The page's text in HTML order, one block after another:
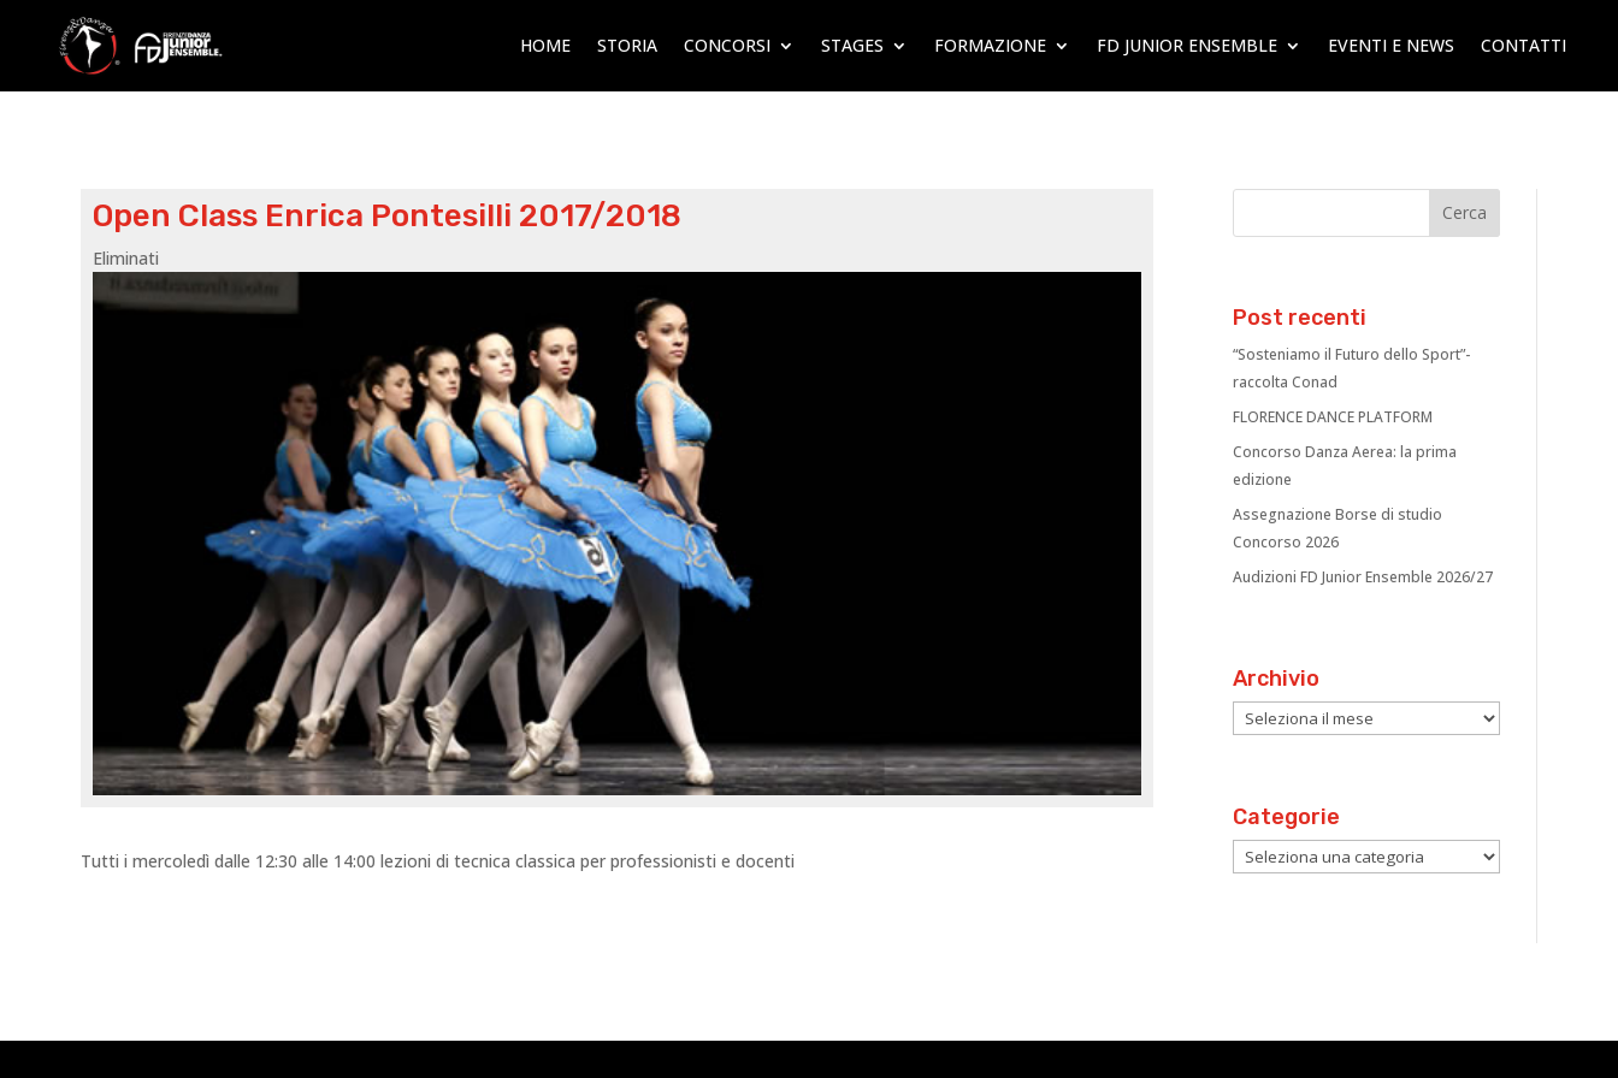
HOME STORIA CONCORSI STAGES FORMAZIONE FD JUNIOR ENSEMBLE EVENTI E NEWS CONTATTI
Open Class Enrica Pontesilli 2017/2018
Eliminati
Tutti i mercoledì dalle 12:30 alle 14:00 lezioni di tecnica classica per professionisti e docenti
Post recenti
“Sosteniamo il Futuro dello Sport”-
raccolta Conad
FLORENCE DANCE PLATFORM
Concorso Danza Aerea: la prima
edizione
Assegnazione Borse di studio
Concorso 2026
Audizioni FD Junior Ensemble 2026/27
Archivio
Archivio
Categorie
Categorie